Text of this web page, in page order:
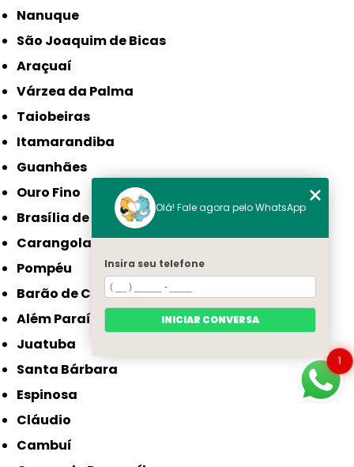
Nanuque
São Joaquim de Bicas
Araçuaí
Várzea da Palma
Taiobeiras
Itamarandiba
Guanhães
Ouro Fino
Brasília de Minas
Carangola
Pompéu
Barão de Cocais
Além Paraíba
Juatuba
Santa Bárbara
Espinosa
Cláudio
Cambuí
1
Olá! Fale agora pelo WhatsApp
Insira seu telefone
INICIAR CONVERSA